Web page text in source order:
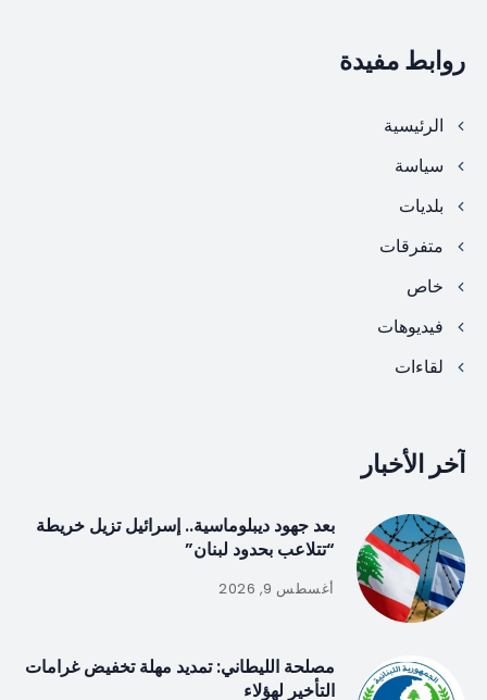
روابط مفيدة
الرئيسية
سياسة
بلديات
متفرقات
خاص
فيديوهات
لقاءات
آخر الأخبار
بعد جهود ديبلوماسية.. إسرائيل تزيل خريطة
“تتلاعب بحدود لبنان”
أغسطس 9, 2026
مصلحة الليطاني: تمديد مهلة تخفيض غرامات
التأخير لهؤلاء